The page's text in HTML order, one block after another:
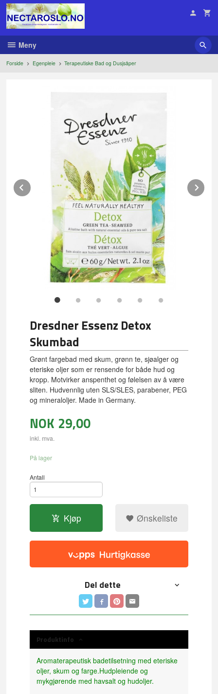
Gå
innholdet
Meny
Forside Egenpleie Terapeutiske Bad og Dusjsåper
Prev
Dresdner Essenz Detox
Skumbad
Grønt fargebad med skum, grønn te, sjøalger og
eteriske oljer som er rensende for både hud og
kropp. Motvirker anspenthet og følelsen av å være
sliten. Hudvennlig uten SLS/SLES, parabener, PEG
og mineraloljer. Made in Germany.
NOK 29,00
inkl. mva.
På lager
Antall
Kjøp Ønskeliste
Del dette
Produktinfo
Aromaterapeutisk badetilsetning med eteriske
oljer, skum og farge.Hudpleiende og
mykgjørende med havsalt og hudoljer.